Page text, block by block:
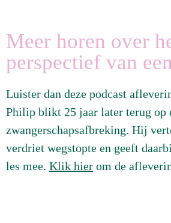
Meer horen over
perspectief van
Luister dan deze podcast
Philip blikt 25 jaar later terug op
zwangerschapsafbreking. Hij
verdriet wegstopte en geeft
les mee. Klik hier om de